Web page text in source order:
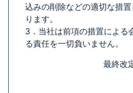
込みの削除などの適切な措
ります。
3．当社は前項の措置による
る責任を一切負いません。
最終改